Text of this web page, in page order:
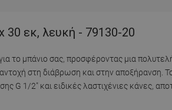
30 εκ, λευκή - 79130-20
για το μπάνιο σας, προσφέροντας μια
στη διάβρωση και στην αποξήρανση.
G 1/2" και ειδικές λαστιχένιες κάνες,